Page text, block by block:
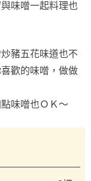
味噌一起料理也
豬五花味道也不
歡的味噌，做做
味噌也ＯＫ～